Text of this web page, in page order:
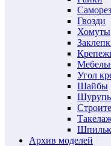
Гвозди
Хомуты
Угол
Шайбы
Архив моделей